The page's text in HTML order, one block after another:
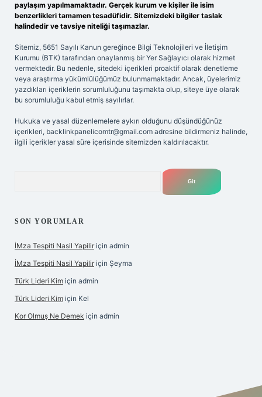
paylaşım yapılmamaktadır. Gerçek kurum ve kişiler ile isim
benzerlikleri tamamen tesadüfidir. Sitemizdeki bilgiler taslak
halindedir ve tavsiye niteliği taşımazlar.
Sitemiz, 5651 Sayılı Kanun gereğince Bilgi Teknolojileri ve İletişim
Kurumu (BTK) tarafından onaylanmış bir Yer Sağlayıcı olarak hizmet
vermektedir. Bu nedenle, sitedeki içerikleri proaktif olarak denetleme
veya araştırma yükümlülüğümüz bulunmamaktadır. Ancak, üyelerimiz
yazdıkları içeriklerin sorumluluğunu taşımakta olup, siteye üye olarak
bu sorumluluğu kabul etmiş sayılırlar.
Hukuka ve yasal düzenlemelere aykırı olduğunu düşündüğünüz
içerikleri, backlinkpanelicomtr@gmail.com adresine bildirmeniz halinde,
ilgili içerikler yasal süre içerisinde sitemizden kaldırılacaktır.
SON YORUMLAR
İMza Tespiti Nasil Yapilir için admin
İMza Tespiti Nasil Yapilir için Şeyma
Türk Lideri Kim için admin
Türk Lideri Kim için Kel
Kor Olmuş Ne Demek için admin